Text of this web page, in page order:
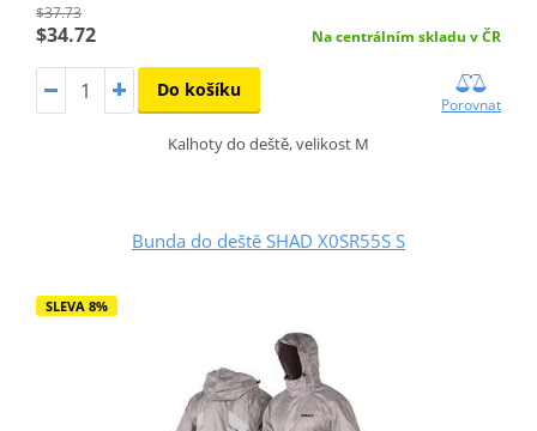
$37.73
$34.72 Na centrálním skladu v ČR
Do košíku
Porovnat
Kalhoty do deště, velikost M
Bunda do deště SHAD X0SR55S S
SLEVA 8%